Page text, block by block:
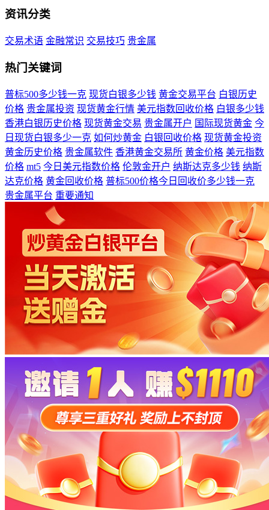
资讯分类
交易术语 金融常识 交易技巧 贵金属
热门关键词
普标500多少钱一克 现货白银多少钱 黄金交易平台 白银历史
价格 贵金属投资 现货黄金行情 美元指数回收价格 白银多少钱
香港白银历史价格 现货黄金交易 贵金属开户 国际现货黄金 今
日现货白银多少一克 如何炒黄金 白银回收价格 现货黄金投资
黄金历史价格 贵金属软件 香港黄金交易所 黄金价格 美元指数
价格 mt5 今日美元指数价格 伦敦金开户 纳斯达克多少钱 纳斯
达克价格 黄金回收价格 普标500价格今日回收价多少钱一克
贵金属平台 重要通知